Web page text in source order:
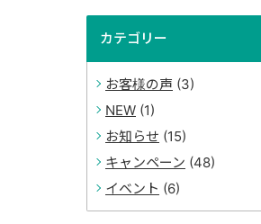
カテゴリー
お客様の声 (3)
NEW (1)
お知らせ (15)
キャンペーン (48)
イベント (6)